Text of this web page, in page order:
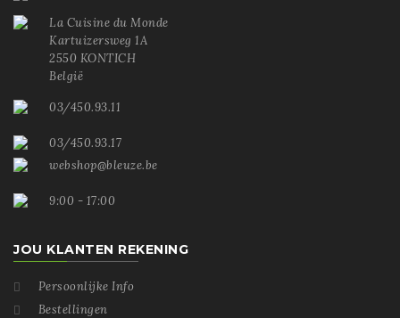
La Cuisine du Monde
Kartuizersweg 1A
2550 KONTICH
België
03/450.93.11
03/450.93.17
webshop@bleuze.be
9:00 - 17:00
JOU KLANTEN REKENING
 Persoonlijke Info
 Bestellingen